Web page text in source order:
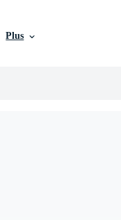
Plus